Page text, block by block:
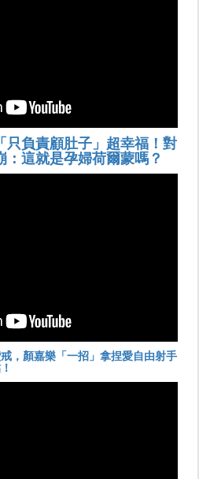
只負責顧肚子」超幸福！對
：這就是孕婦荷爾蒙嗎？
，顏嘉樂「一招」拿捏愛自由射手